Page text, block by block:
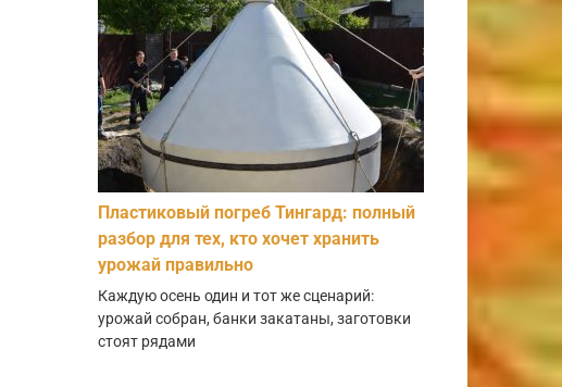
Пластиковый погреб Тингард: полный
разбор для тех, кто хочет хранить
урожай правильно
Каждую осень один и тот же сценарий:
урожай собран, банки закатаны, заготовки
стоят рядами